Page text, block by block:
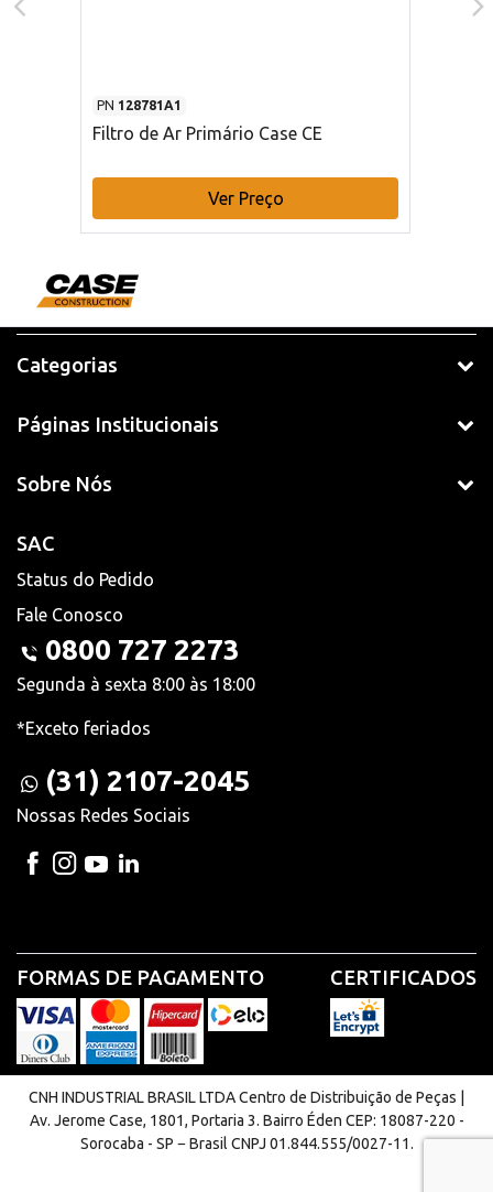
PN 128781A1
Filtro de Ar Primário Case CE
Ver Preço
Categorias
Páginas Institucionais
Sobre Nós
SAC
Status do Pedido
Fale Conosco
0800 727 2273
Segunda à sexta 8:00 às 18:00
*Exceto feriados
(31) 2107-2045
Nossas Redes Sociais
FORMAS DE PAGAMENTO CERTIFICADOS
CNH INDUSTRIAL BRASIL LTDA Centro de Distribuição de Peças |
Av. Jerome Case, 1801, Portaria 3. Bairro Éden CEP: 18087-220 -
Sorocaba - SP − Brasil CNPJ 01.844.555/0027-11.